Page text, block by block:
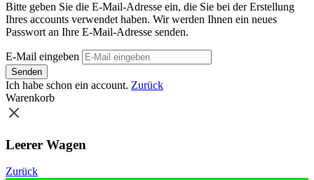
Bitte geben Sie die E-Mail-Adresse ein, die Sie bei der Erstellung
Ihres accounts verwendet haben. Wir werden Ihnen ein neues
Passwort an Ihre E-Mail-Adresse senden.
E-Mail eingeben
Senden
Ich habe schon ein account. Zurück
Warenkorb
Leerer Wagen
Zurück